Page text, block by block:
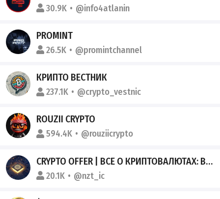
30.9K @info4atlanin
PROMINT
26.5K @promintchannel
КРИПТО ВЕСТНИК
237.1K @crypto_vestnic
ROUZII CRYPTO
594.4K @rouziicrypto
CRYPTO OFFER | ВСЕ О КРИПТОВАЛЮТАХ: BITCOIN, ETHEREUM, USDT, БИТКОИН, BTC
20.1K @nzt_ic